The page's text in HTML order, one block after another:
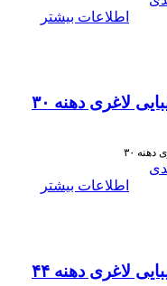
اطلاعات بیشتر
لاغری دهنه ۳۰
۳۰
اطلاعات بیشتر
لاغری دهنه ۴۴